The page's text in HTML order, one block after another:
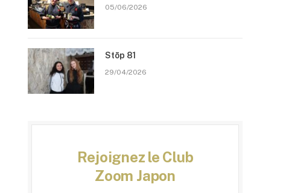
05/06/2026
Stōp 81
29/04/2026
Rejoignez le Club
Zoom Japon